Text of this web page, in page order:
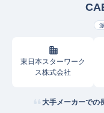
東日本スターワーク
ス株式会社
大手メーカーでの